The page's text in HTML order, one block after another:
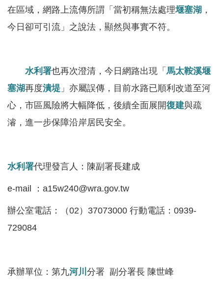
站
覽
頁
意
見
常
問
答
廉
臺
在區域，網路上流傳所謂「當初稱無法處理堰塞湖 ，
今日卻可引流」之說法，顯然與事實不符。
水利署也再次澄清，今日網路出現「 馬太鞍溪堰
塞湖再度潰堤 」亦屬誤傳，目前水路已順利改道至河
心，市區風險將大幅降低，後續全面展開復建與疏
濬，進一步保障沿岸居民安全。
水利署代理發言人：陳副署長建成
e-mail ：a15w240@wra.gov.tw
辦公室電話：（02）37073000 行動電話：0939-
729084
承辦單位：第九河川 分署 副分署長 陳世峰